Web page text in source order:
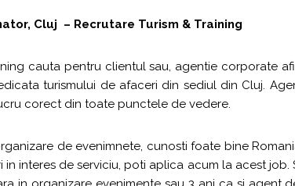
Cluj – Recrutare Turism & Training
cauta pentru clientul sau, agentie corporate
turismului de afaceri din sediul din Cluj.
corect din toate punctele de vedere.
de evenimnete, cunosti foate bine
in interes de serviciu, poti aplica acum la acest job.